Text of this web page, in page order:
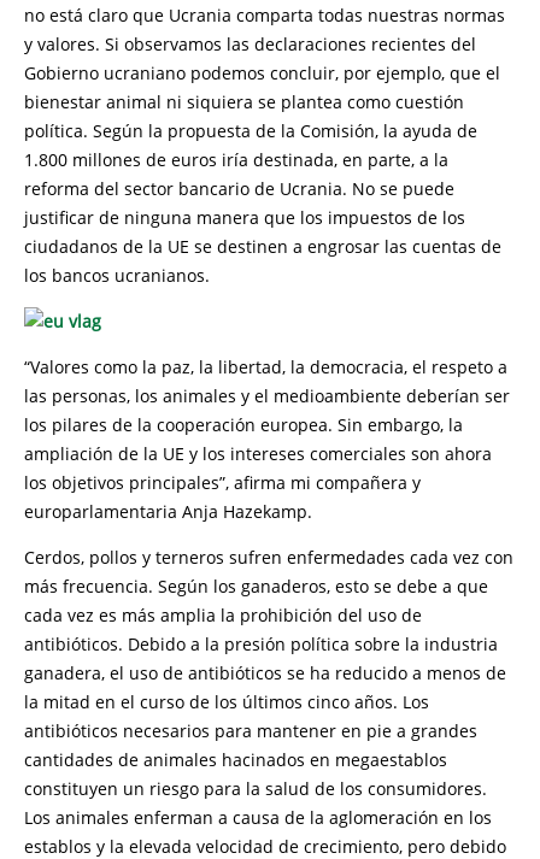
no está claro que Ucrania comparta todas nuestras normas
y valores. Si observamos las declaraciones recientes del
Gobierno ucraniano podemos concluir, por ejemplo, que el
bienestar animal ni siquiera se plantea como cuestión
política. Según la propuesta de la Comisión, la ayuda de
1.800 millones de euros iría destinada, en parte, a la
reforma del sector bancario de Ucrania. No se puede
justificar de ninguna manera que los impuestos de los
ciudadanos de la UE se destinen a engrosar las cuentas de
los bancos ucranianos.
“Valores como la paz, la libertad, la democracia, el respeto a
las personas, los animales y el medioambiente deberían ser
los pilares de la cooperación europea. Sin embargo, la
ampliación de la UE y los intereses comerciales son ahora
los objetivos principales”, afirma mi compañera y
europarlamentaria Anja Hazekamp.
Cerdos, pollos y terneros sufren enfermedades cada vez con
más frecuencia. Según los ganaderos, esto se debe a que
cada vez es más amplia la prohibición del uso de
antibióticos. Debido a la presión política sobre la industria
ganadera, el uso de antibióticos se ha reducido a menos de
la mitad en el curso de los últimos cinco años. Los
antibióticos necesarios para mantener en pie a grandes
cantidades de animales hacinados en megaestablos
constituyen un riesgo para la salud de los consumidores.
Los animales enferman a causa de la aglomeración en los
establos y la elevada velocidad de crecimiento, pero debido